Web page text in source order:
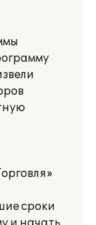
сроки